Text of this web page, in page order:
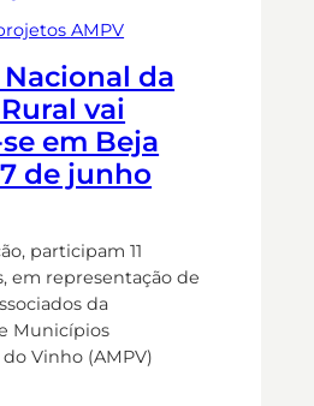
AMPV
da
vai
em Beja
de junho
participam 11
em representação de
da
Municípios
Vinho (AMPV)